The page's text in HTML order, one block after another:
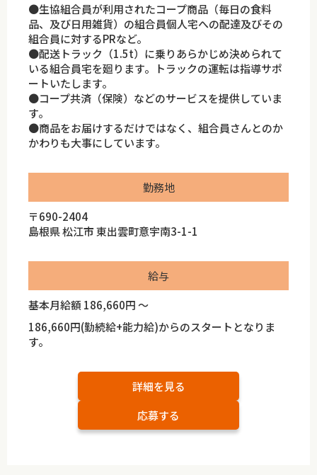
●生協組合員が利用されたコープ商品（毎日の食料
品、及び日用雑貨）の組合員個人宅への配達及びその
組合員に対するPRなど。
●配送トラック（1.5t）に乗りあらかじめ決められて
いる組合員宅を廻ります。トラックの運転は指導サポ
ートいたします。
●コープ共済（保険）などのサービスを提供していま
す。
●商品をお届けするだけではなく、組合員さんとのか
かわりも大事にしています。
勤務地
〒690-2404
島根県 松江市 東出雲町意宇南3-1-1
給与
基本月給額 186,660円 ～
186,660円(勤続給+能力給)からのスタートとなりま
す。
詳細を見る
応募する